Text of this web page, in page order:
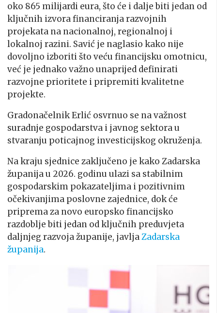
oko 865 milijardi eura, što će i dalje biti jedan od
ključnih izvora financiranja razvojnih
projekata na nacionalnoj, regionalnoj i
lokalnoj razini. Savić je naglasio kako nije
dovoljno izboriti što veću financijsku omotnicu,
već je jednako važno unaprijed definirati
razvojne prioritete i pripremiti kvalitetne
projekte.
Gradonačelnik Erlić osvrnuo se na važnost
suradnje gospodarstva i javnog sektora u
stvaranju poticajnog investicijskog okruženja.
Na kraju sjednice zaključeno je kako Zadarska
županija u 2026. godinu ulazi sa stabilnim
gospodarskim pokazateljima i pozitivnim
očekivanjima poslovne zajednice, dok će
priprema za novo europsko financijsko
razdoblje biti jedan od ključnih preduvjeta
daljnjeg razvoja županije, javljaZadarska
županija.